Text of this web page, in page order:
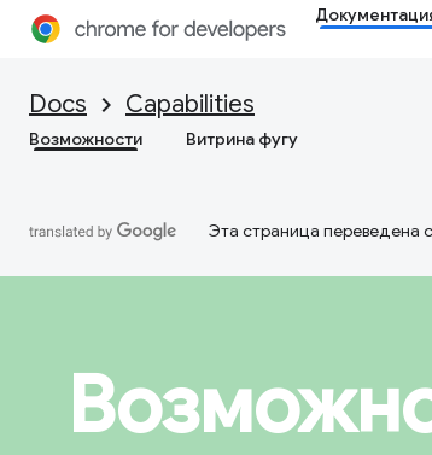
Docs Capabilities
Возможности Витрина фугу
Эта страница переведена